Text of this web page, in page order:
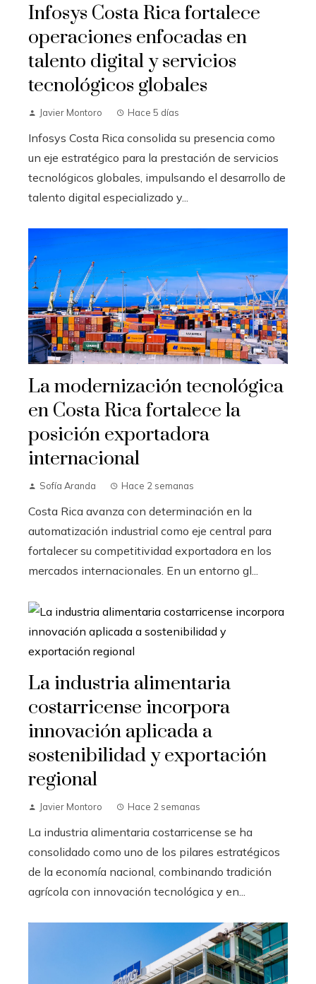
Infosys Costa Rica fortalece
operaciones enfocadas en
talento digital y servicios
tecnológicos globales
Javier Montoro Hace 5 días
Infosys Costa Rica consolida su presencia como
un eje estratégico para la prestación de servicios
tecnológicos globales, impulsando el desarrollo de
talento digital especializado y...
La modernización tecnológica
en Costa Rica fortalece la
posición exportadora
internacional
Sofía Aranda Hace 2 semanas
Costa Rica avanza con determinación en la
automatización industrial como eje central para
fortalecer su competitividad exportadora en los
mercados internacionales. En un entorno gl...
La industria alimentaria
costarricense incorpora
innovación aplicada a
sostenibilidad y exportación
regional
Javier Montoro Hace 2 semanas
La industria alimentaria costarricense se ha
consolidado como uno de los pilares estratégicos
de la economía nacional, combinando tradición
agrícola con innovación tecnológica y en...